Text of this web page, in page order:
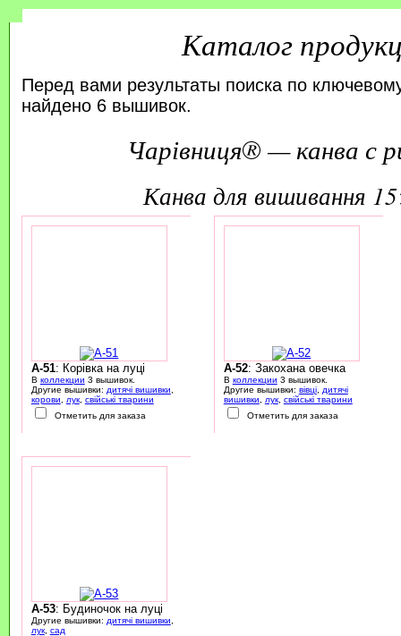
Каталог
Перед вами результаты поиска по
найдено 6 вышивок.
Чарівниця® — канва с
канва для вишивання
A-51: Корівка на луці
В коллекции 3 вышивок.
Другие вышивки: дитячі вишивки
корови
лук, свійські тварини
Отметить для заказа
A-52: Закохана овечка
В коллекции 3 вышивок.
Другие вышивки: вівці,
дитячі
вишивки
лук, свійські тварини
Отметить для заказа
A-53: Будиночок на луці
Другие вышивки: дитячі вишивки
лук, сад